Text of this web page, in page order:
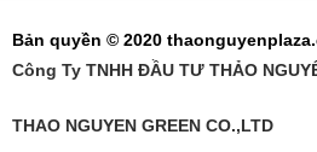
Bản quyền © 2020
Công Ty TNHH ĐẦU TƯ THẢO
THAO NGUYEN GREEN CO.,LTD